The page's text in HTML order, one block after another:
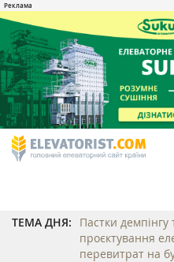
ТЕМА ДНЯ:
Пастки демпінгу
проєктування
перевитрат на